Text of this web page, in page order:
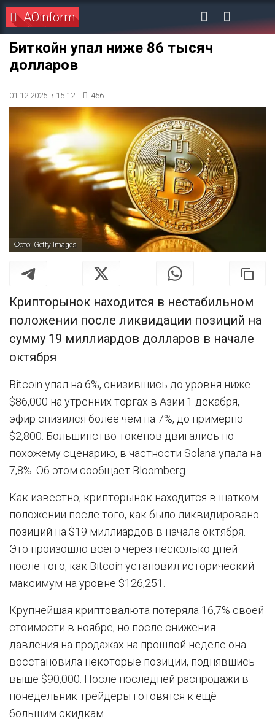
AOinform
Биткойн упал ниже 86 тысяч
долларов
01.12.2025 в 15:12 456
Фото: Getty Images
Крипторынок находится в нестабильном
положении после ликвидации позиций на
сумму 19 миллиардов долларов в начале
октября
Bitcoin упал на 6%, снизившись до уровня ниже
$86,000 на утренних торгах в Азии 1 декабря,
эфир снизился более чем на 7%, до примерно
$2,800. Большинство токенов двигались по
похожему сценарию, в частности Solana упала на
7,8%. Об этом сообщает Bloomberg.
Как известно, крипторынок находится в шатком
положении после того, как было ликвидировано
позиций на $19 миллиардов в начале октября.
Это произошло всего через несколько дней
после того, как Bitcoin установил исторический
максимум на уровне $126,251.
Крупнейшая криптовалюта потеряла 16,7% своей
стоимости в ноябре, но после снижения
давления на продажах на прошлой неделе она
восстановила некоторые позиции, поднявшись
выше $90,000. После последней распродажи в
понедельник трейдеры готовятся к ещё
большим скидкам.